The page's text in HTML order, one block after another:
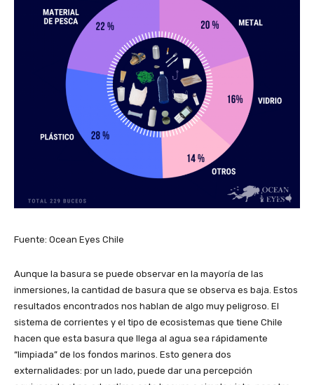
Fuente: Ocean Eyes Chile
Aunque la basura se puede observar en la mayoría de las
inmersiones, la cantidad de basura que se observa es baja. Estos
resultados encontrados nos hablan de algo muy peligroso. El
sistema de corrientes y el tipo de ecosistemas que tiene Chile
hacen que esta basura que llega al agua sea rápidamente
“limpiada” de los fondos marinos. Esto genera dos
externalidades: por un lado, puede dar una percepción